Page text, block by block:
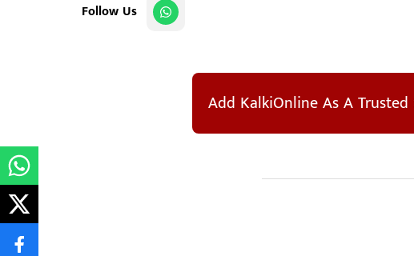
Follow Us
Add KalkiOnline As A Trusted